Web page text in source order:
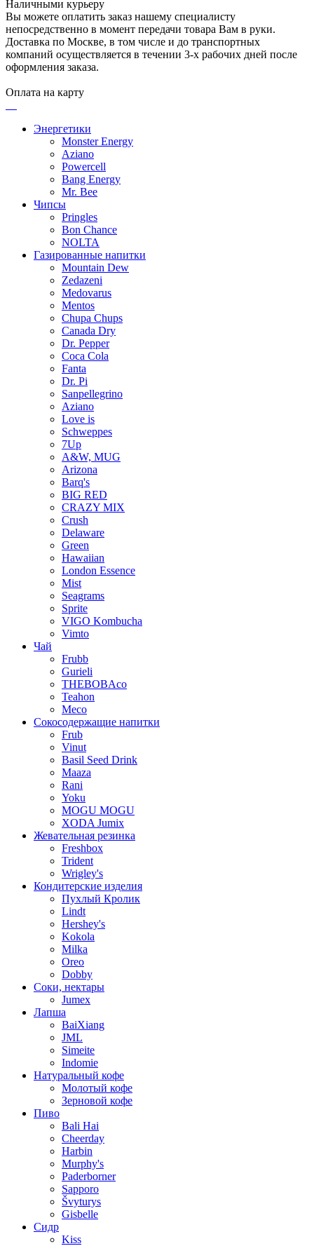
Наличными курьеру
Вы можете оплатить заказ нашему специалисту
непосредственно в момент передачи товара Вам в руки.
Доставка по Москве, в том числе и до транспортных
компаний осуществляется в течении 3-х рабочих дней после
оформления заказа.
Оплата на карту
Энергетики
Monster Energy
Aziano
Powercell
Bang Energy
Mr. Bee
Чипсы
Pringles
Bon Chance
NOLTA
Газированные напитки
Mountain Dew
Zedazeni
Medovarus
Mentos
Chupa Chups
Canada Dry
Dr. Pepper
Coca Cola
Fanta
Dr. Pi
Sanpellegrino
Aziano
Love is
Schweppes
7Up
A&W, MUG
Arizona
Barq's
BIG RED
CRAZY MIX
Crush
Delaware
Green
Hawaiian
London Essence
Mist
Seagrams
Sprite
VIGO Kombucha
Vimto
Чай
Frubb
Gurieli
THEBOBAco
Teahon
Meco
Сокосодержащие напитки
Frub
Vinut
Basil Seed Drink
Maaza
Rani
Yoku
MOGU MOGU
XODA Jumix
Жевательная резинка
Freshbox
Trident
Wrigley's
Кондитерские изделия
Пухлый Кролик
Lindt
Hershey's
Kokola
Milka
Oreo
Dobby
Соки, нектары
Jumex
Лапша
BaiXiang
JML
Simeite
Indomie
Натуральный кофе
Молотый кофе
Зерновой кофе
Пиво
Bali Hai
Cheerday
Harbin
Murphy's
Paderborner
Sapporo
Švyturys
Gisbelle
Сидр
Kiss